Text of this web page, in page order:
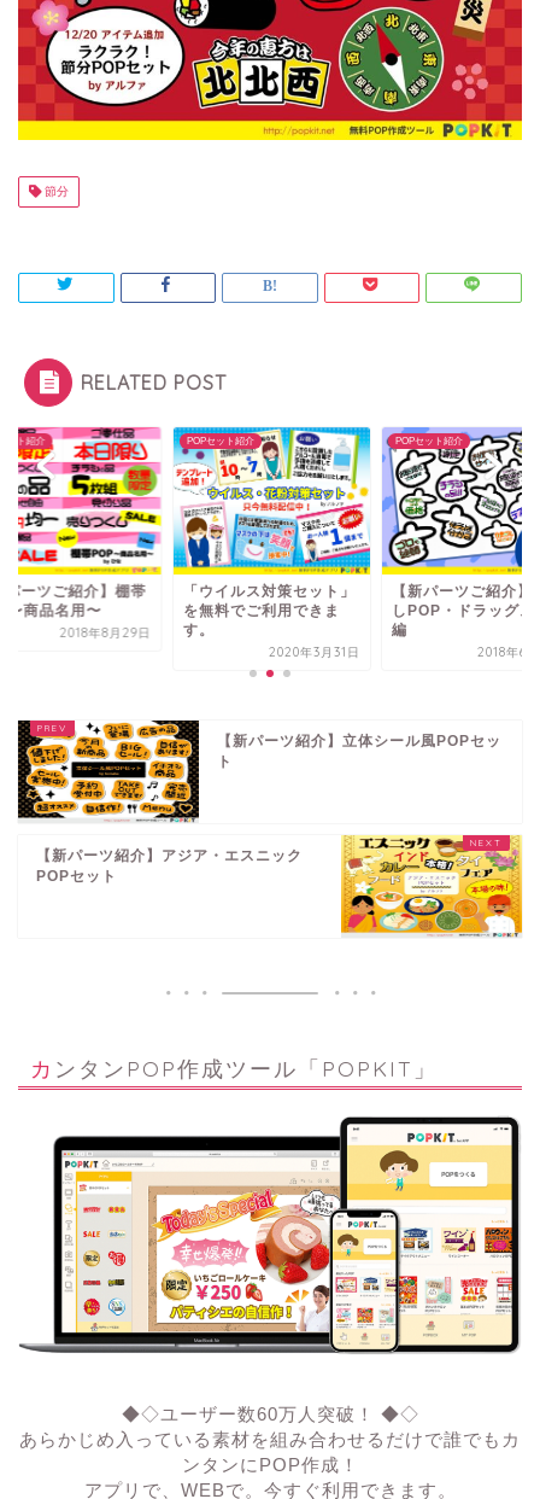
節分
RELATED POST
ット紹介
パーツご紹介】棚帯
〜商品名用〜
2018年8月29日
POPセット紹介
「ウイルス対策セット」
を無料でご利用できま
す。
2020年3月31日
POPセット紹介
【新パーツご紹介】
しPOP・ドラッグス
編
2018年6
【新パーツ紹介】立体シール風POPセッ
ト
【新パーツ紹介】アジア・エスニック
POPセット
カンタンPOP作成ツール「POPKIT」
◆◇ユーザー数60万人突破！ ◆◇
あらかじめ入っている素材を組み合わせるだけで誰でもカ
ンタンにPOP作成！
アプリで、WEBで。今すぐ利用できます。